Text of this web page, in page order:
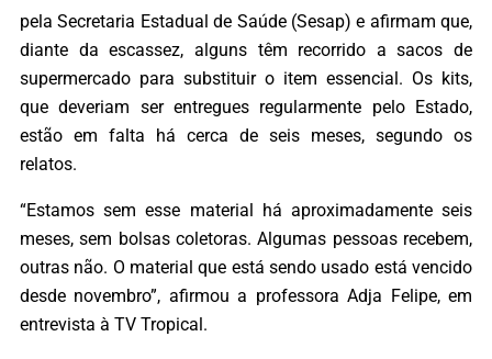
pela Secretaria Estadual de Saúde (Sesap) e afirmam que,
diante da escassez, alguns têm recorrido a sacos de
supermercado para substituir o item essencial. Os kits,
que deveriam ser entregues regularmente pelo Estado,
estão em falta há cerca de seis meses, segundo os
relatos.
“Estamos sem esse material há aproximadamente seis
meses, sem bolsas coletoras. Algumas pessoas recebem,
outras não. O material que está sendo usado está vencido
desde novembro”, afirmou a professora Adja Felipe, em
entrevista à TV Tropical.